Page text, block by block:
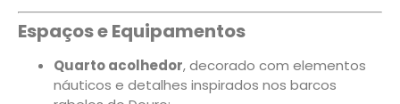
Espaços e Equipamentos
Quarto acolhedor, decorado com elementos
náuticos e detalhes inspirados nos barcos